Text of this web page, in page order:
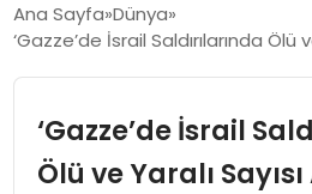
EKONOMI
İDEAL YAŞAM
Ana Sayfa Dünya
‘Gazze’de İsrail Saldırılarında Ölü
‘Gazze’de İsrail
Ölü ve Yaralı